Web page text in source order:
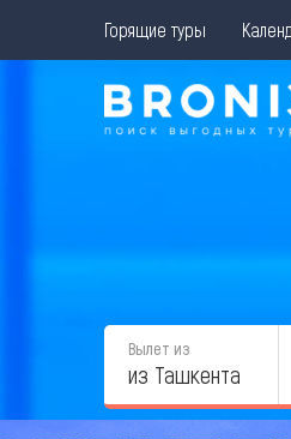
Горящие туры
Вылет из
из Ташкента